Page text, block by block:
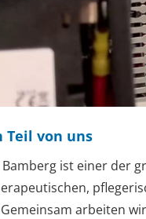
Teil von uns
ist einer der
arbeiten